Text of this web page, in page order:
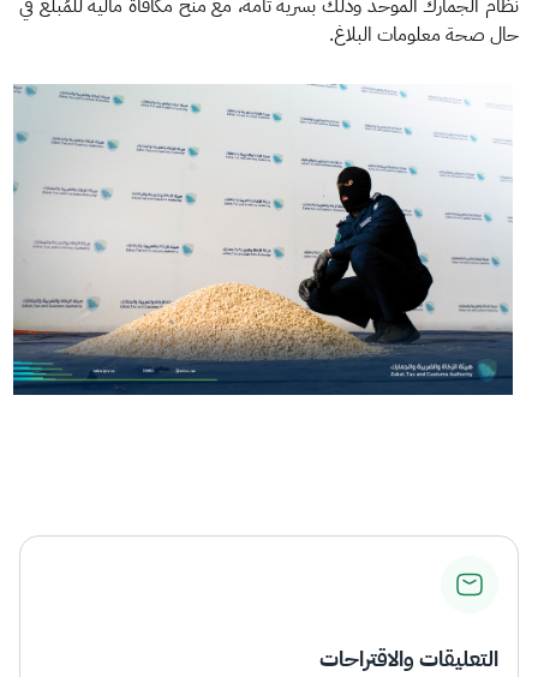
نظام الجمارك الموحد وذلك بسرية تامة، مع منح مكافأة مالية للمُبلّغ في
حال صحة معلومات البلاغ.
التعليقات والاقتراحات